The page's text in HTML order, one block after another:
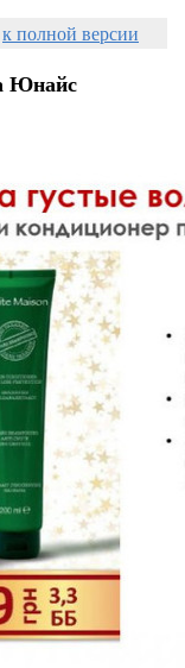
к полной версии
Юнайс